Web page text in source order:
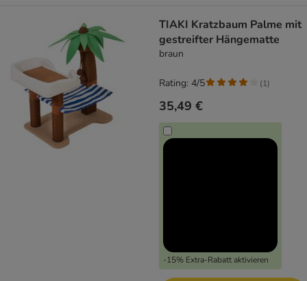
TIAKI Kratzbaum Palme mit
gestreifter Hängematte
braun
35,49 €
-15% Extra-Rabatt aktivieren
Rating: 4/5 (1)